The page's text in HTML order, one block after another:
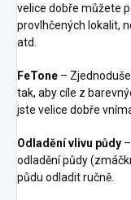
velice dobře můžete
provlhčených lokalit,
atd.
FeTone –
tak, aby cíle z
jste velice dobře
Odladění vlivu půdy
odladění půdy
půdu odladit ručně.